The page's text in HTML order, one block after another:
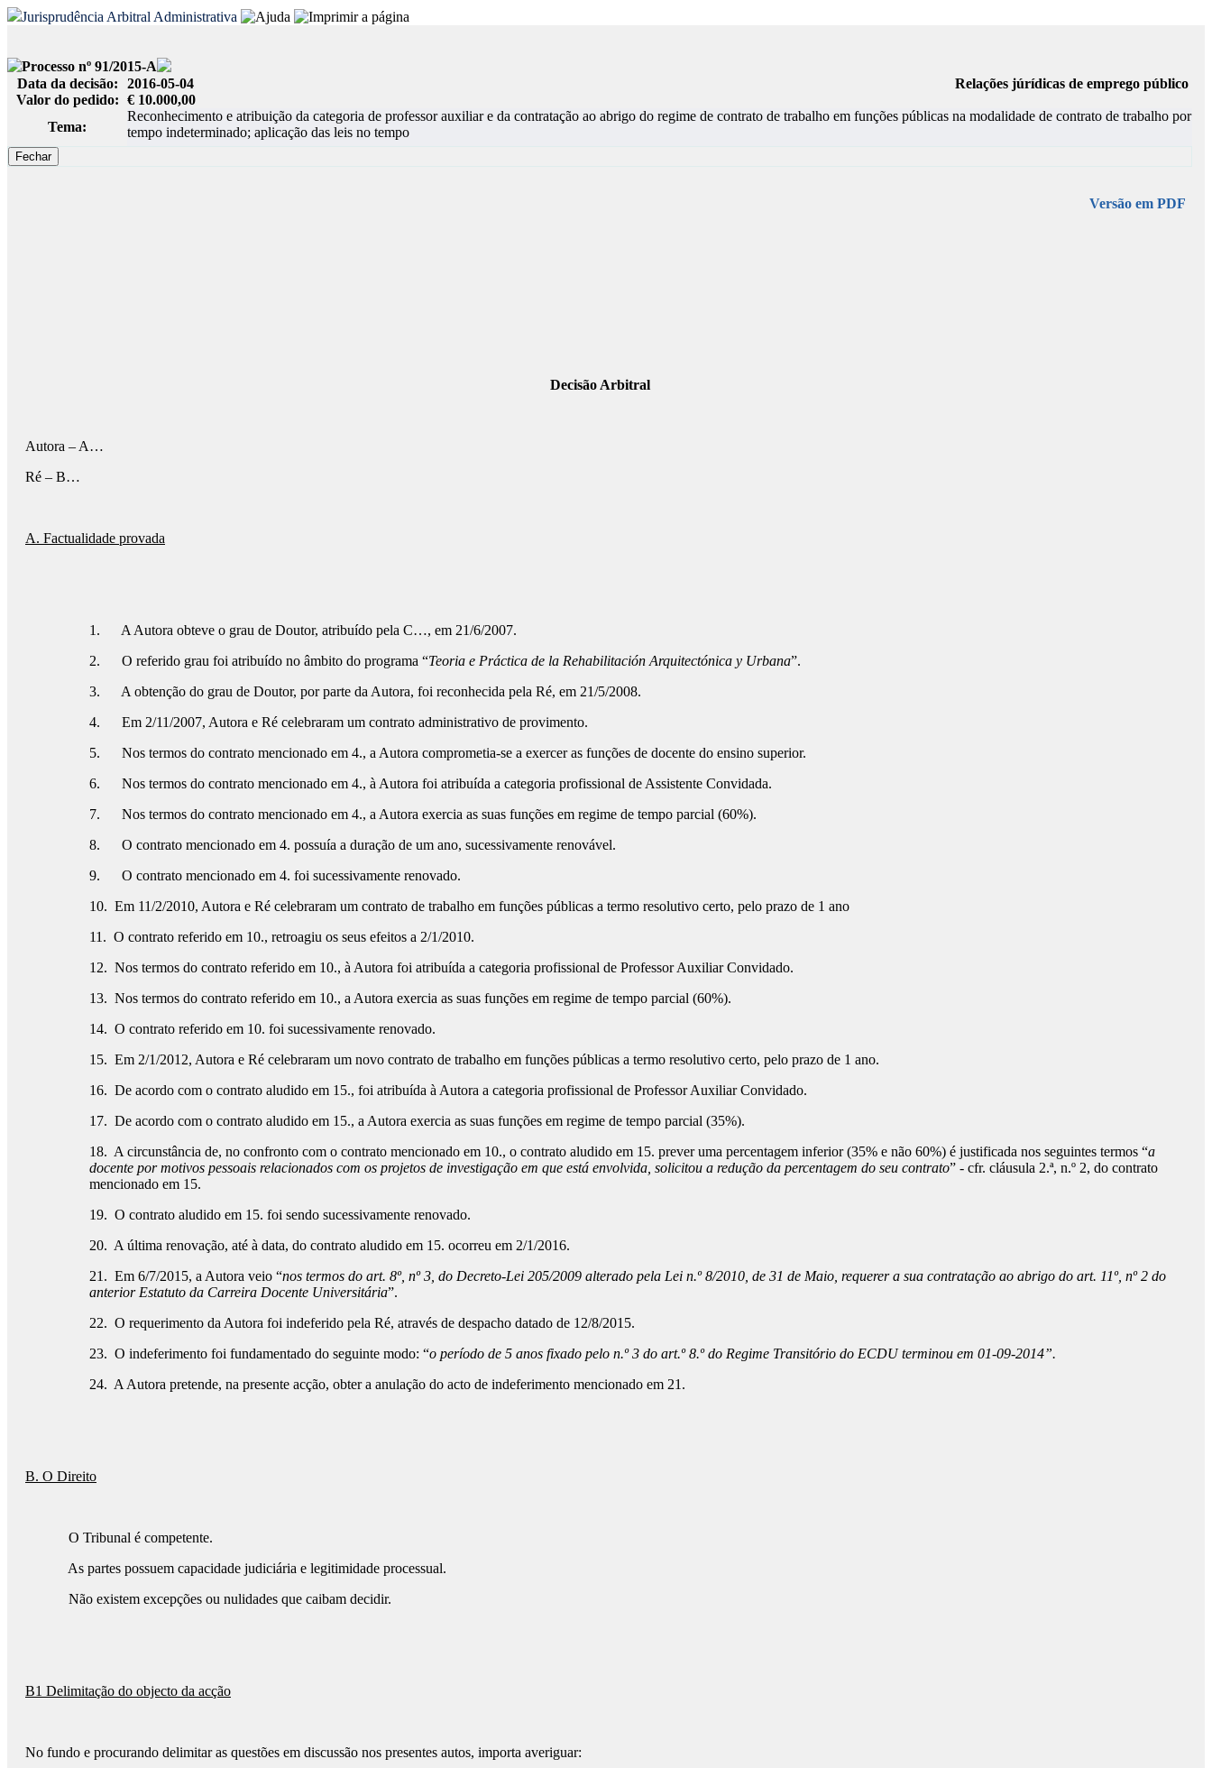
Jurisprudência Arbitral Administrativa
Processo nº 91/2015-A
Data da decisão:
2016-05-04
Relações júrídicas de emprego público
Valor do pedido: € 10.000,00
Tema:
Reconhecimento e atribuição da categoria de professor auxiliar e da contratação ao abrigo do regime de contrato de trabalho em funções públicas na modalidade de contrato de trabalho por
tempo indeterminado; aplicação das leis no tempo
Versão em PDF
Decisão Arbitral
Autora – A…
Ré – B…
A. Factualidade provada
1. A Autora obteve o grau de Doutor, atribuído pela C…, em 21/6/2007.
2. O referido grau foi atribuído no âmbito do programa “Teoria e Práctica de la Rehabilitación Arquitectónica y Urbana”.
3. A obtenção do grau de Doutor, por parte da Autora, foi reconhecida pela Ré, em 21/5/2008.
4. Em 2/11/2007, Autora e Ré celebraram um contrato administrativo de provimento.
5. Nos termos do contrato mencionado em 4., a Autora comprometia-se a exercer as funções de docente do ensino superior.
6. Nos termos do contrato mencionado em 4., à Autora foi atribuída a categoria profissional de Assistente Convidada.
7. Nos termos do contrato mencionado em 4., a Autora exercia as suas funções em regime de tempo parcial (60%).
8. O contrato mencionado em 4. possuía a duração de um ano, sucessivamente renovável.
9. O contrato mencionado em 4. foi sucessivamente renovado.
10. Em 11/2/2010, Autora e Ré celebraram um contrato de trabalho em funções públicas a termo resolutivo certo, pelo prazo de 1 ano
11. O contrato referido em 10., retroagiu os seus efeitos a 2/1/2010.
12. Nos termos do contrato referido em 10., à Autora foi atribuída a categoria profissional de Professor Auxiliar Convidado.
13. Nos termos do contrato referido em 10., a Autora exercia as suas funções em regime de tempo parcial (60%).
14. O contrato referido em 10. foi sucessivamente renovado.
15. Em 2/1/2012, Autora e Ré celebraram um novo contrato de trabalho em funções públicas a termo resolutivo certo, pelo prazo de 1 ano.
16. De acordo com o contrato aludido em 15., foi atribuída à Autora a categoria profissional de Professor Auxiliar Convidado.
17. De acordo com o contrato aludido em 15., a Autora exercia as suas funções em regime de tempo parcial (35%).
18. A circunstância de, no confronto com o contrato mencionado em 10., o contrato aludido em 15. prever uma percentagem inferior (35% e não 60%) é justificada nos seguintes termos “a
docente por motivos pessoais relacionados com os projetos de investigação em que está envolvida, solicitou a redução da percentagem do seu contrato” - cfr. cláusula 2.ª, n.º 2, do contrato
mencionado em 15.
19. O contrato aludido em 15. foi sendo sucessivamente renovado.
20. A última renovação, até à data, do contrato aludido em 15. ocorreu em 2/1/2016.
21. Em 6/7/2015, a Autora veio “nos termos do art. 8º, nº 3, do Decreto-Lei 205/2009 alterado pela Lei n.º 8/2010, de 31 de Maio, requerer a sua contratação ao abrigo do art. 11º, nº 2 do
anterior Estatuto da Carreira Docente Universitária”.
22. O requerimento da Autora foi indeferido pela Ré, através de despacho datado de 12/8/2015.
23. O indeferimento foi fundamentado do seguinte modo: “o período de 5 anos fixado pelo n.º 3 do art.º 8.º do Regime Transitório do ECDU terminou em 01-09-2014”.
24. A Autora pretende, na presente acção, obter a anulação do acto de indeferimento mencionado em 21.
B. O Direito
O Tribunal é competente.
As partes possuem capacidade judiciária e legitimidade processual.
Não existem excepções ou nulidades que caibam decidir.
B1 Delimitação do objecto da acção
No fundo e procurando delimitar as questões em discussão nos presentes autos, importa averiguar: